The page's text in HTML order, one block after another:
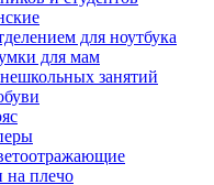
для ноутбука
для мам
занятий
плечо